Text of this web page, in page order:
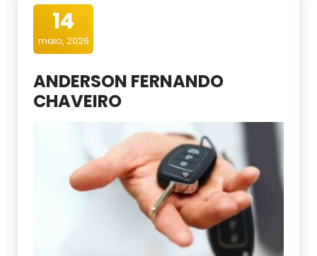
14
maio, 2026
ANDERSON FERNANDO
CHAVEIRO